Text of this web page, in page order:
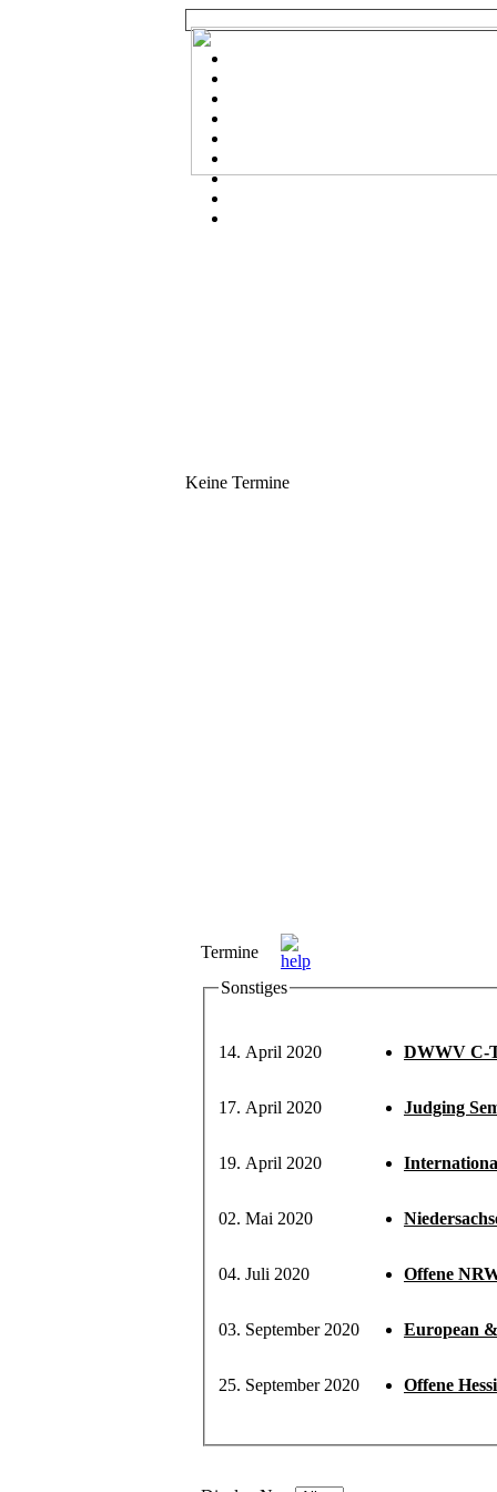
Keine Termine
Termine
Sonstiges
14. April 2020 DWWV C-
17. April 2020 Judging
19. April 2020
02. Mai 2020
04. Juli 2020 Offene
03. September 2020 European
25. September 2020 Offene